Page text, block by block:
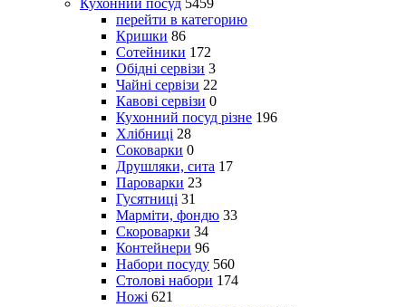
Кухонний посуд 5459
перейти в категорию
Кришки 86
Сотейники 172
Обідні сервізи 3
Чайні сервізи 22
Кавові сервізи 0
Кухонний посуд різне 196
Хлібниці 28
Соковарки 0
Друшляки, сита 17
Пароварки 23
Гусятниці 31
Марміти, фондю 33
Скороварки 34
Контейнери 96
Набори посуду 560
Столові набори 174
Ножі 621